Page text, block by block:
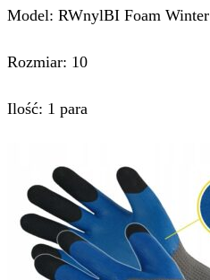
Model: RWnylBI Foam Winter
Rozmiar: 10
Ilość: 1 para